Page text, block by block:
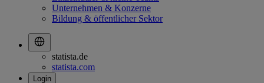
Unternehmen & Konzerne
Bildung & öffentlicher Sektor
statista.de
statista.com